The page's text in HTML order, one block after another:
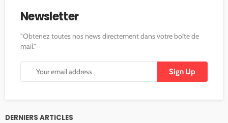
Newsletter
"Obtenez toutes nos news directement dans votre boîte de
mail."
DERNIERS ARTICLES